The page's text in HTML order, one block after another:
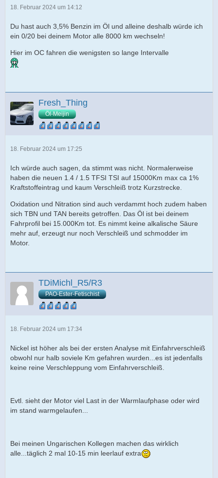
18. Februar 2024 um 14:12
Du hast auch 3,5% Benzin im Öl und alleine deshalb würde ich
ein 0/20 bei deinem Motor alle 8000 km wechseln!
Hier im OC fahren die wenigsten so lange Intervalle
Fresh_Thing
Öl-Meijin
18. Februar 2024 um 17:25
Ich würde auch sagen, da stimmt was nicht. Normalerweise
haben die neuen 1.4 / 1.5 TFSI TSI auf 15000Km max ca 1%
Kraftstoffeintrag und kaum Verschleiß trotz Kurzstrecke.
Oxidation und Nitration sind auch verdammt hoch zudem haben
sich TBN und TAN bereits getroffen. Das Öl ist bei deinem
Fahrprofil bei 15.000Km tot. Es nimmt keine alkalische Säure
mehr auf, erzeugt nur noch Verschleiß und schmodder im
Motor.
TDiMichl_R5/R3
PAO-Ester-Fetischist
18. Februar 2024 um 17:34
Nickel ist höher als bei der ersten Analyse mit Einfahrverschleiß
obwohl nur halb soviele Km gefahren wurden...es ist jedenfalls
keine reine Verschleppung vom Einfahrverschleiß.
Evtl. sieht der Motor viel Last in der Warmlaufphase oder wird
im stand warmgelaufen...
Bei meinen Ungarischen Kollegen machen das wirklich
alle...täglich 2 mal 10-15 min leerlauf extra